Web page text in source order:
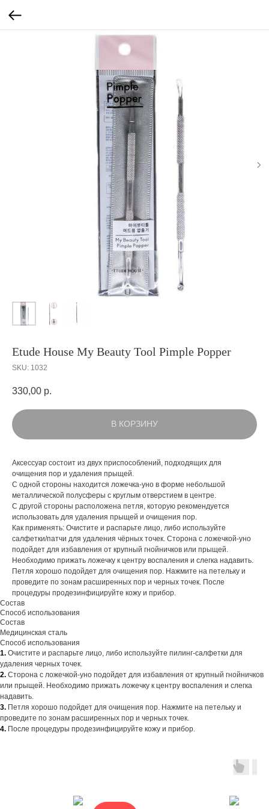
Etude House My Beauty Tool Pimple Popper
SKU: 1032
330,00 р.
В КОРЗИНУ
Аксессуар состоит из двух приспособлений, подходящих для
очищения пор и удаления прыщей.
С одной стороны находится ложечка-уно в форме небольшой
металлической полусферы с круглым отверстием в центре.
С другой стороны расположена петля, которую рекомендуется
использовать для удаления прыщей и очищения пор.
Как применять: Очистите и распарьте лицо, либо используйте
салфетки/патчи для удаления чёрных точек. Сторона с ложечкой-уно
подойдет для избавления от крупный гнойничков или прыщей.
Необходимо прижать ложечку к центру воспаления и слегка надавить.
Петля хорошо подойдет для очищения пор. Нажмите на петельку и
проведите по зонам расширенных пор и черных точек. После
процедуры продезинфицируйте кожу и прибор.
Состав
Способ использования
Состав
Медицинская сталь
Способ использования
1. Очистите и распарьте лицо, либо используйте пилинг-салфетки для
удаления черных точек.
2. Сторона с ложечкой-уно подойдет для избавления от крупный гнойничков
или прыщей. Необходимо прижать ложечку к центру воспаления и слегка
надавить.
3. Петля хорошо подойдет для очищения пор. Нажмите на петельку и
проведите по зонам расширенных пор и черных точек.
4. После процедуры продезинфицируйте кожу и прибор.